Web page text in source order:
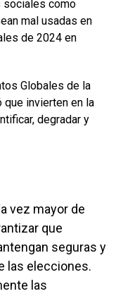
sociales como
mal usadas en
de 2024 en
Globales de la
que invierten en la
degradar y
vez mayor de
que
seguras y
las elecciones.
las